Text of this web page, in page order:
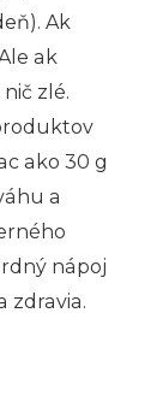
Ak
ak
zlé.
ako 30 g
a
nápoj
zdravia.